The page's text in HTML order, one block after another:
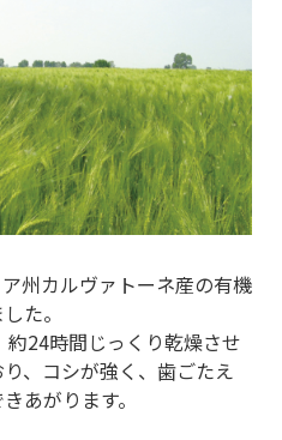
州カルヴァトーネ産の有機
た。
24時間じっくり乾燥させ
、コシが強く、歯ごたえ
あがります。